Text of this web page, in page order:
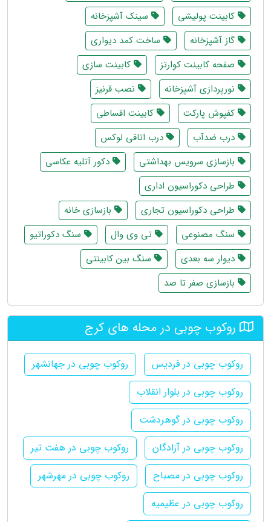
کابینت پولیشی
سینک آشپزخانه
گاز آشپزخانه
ساخت کمد دیواری
صفحه کابینت کوارتز
کابینت سازی
نورپردازی آشپزخانه
نصب قرنیز
کفپوش پارکت
کابینت اقساطی
درب ضدآب
درب اتاقی لوکس
بازسازی سرویس بهداشتی
دکور آتلیه عکاسی
طراحی دکوراسیون اداری
طراحی دکوراسیون تجاری
بازسازی خانه
سنگ مصنوعی
تی وی وال
سنگ دکوراتیو
دیوار سه بعدی
سنگ بین کابینتی
بازسازی صفر تا صد
روکوب چوبی در محله های کرج
روکوب چوبی در فردیس
روکوب چوبی در جهانشهر
روکوب چوبی در بلوار انقلاب
روکوب چوبی در گوهردشت
روکوب چوبی در آزادگان
روکوب چوبی در هفت تیر
روکوب چوبی در مصباح
روکوب چوبی در مهرشهر
روکوب چوبی در عظیمیه